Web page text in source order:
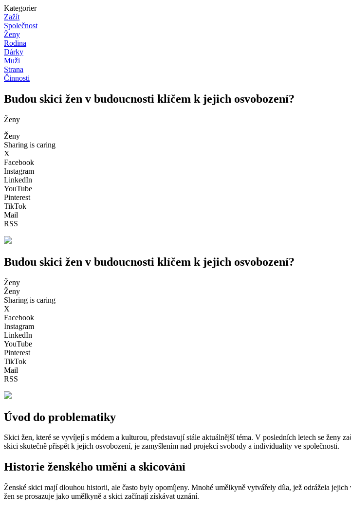
Kategorier
Zažít
Společnost
Ženy
Rodina
Dárky
Muži
Strana
Činnosti
Budou skici žen v budoucnosti klíčem k jejich osvobození?
Ženy
Ženy
Sharing is caring
X
Facebook
Instagram
LinkedIn
YouTube
Pinterest
TikTok
Mail
RSS
Budou skici žen v budoucnosti klíčem k jejich osvobození?
Ženy
Ženy
Sharing is caring
X
Facebook
Instagram
LinkedIn
YouTube
Pinterest
TikTok
Mail
RSS
Úvod do problematiky
Skici žen, které se vyvíjejí s módem a kulturou, představují stále aktuálnější téma. V posledních letech se ženy
skici skutečně přispět k jejich osvobození, je zamyšlením nad projekcí svobody a individuality ve společnosti.
Historie ženského umění a skicování
Ženské skici mají dlouhou historii, ale často byly opomíjeny. Mnohé umělkyně vytvářely díla, jež odrážela
žen se prosazuje jako umělkyně a skici začínají získávat uznání.